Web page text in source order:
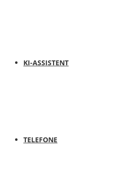
KI-ASSISTENT
TELEFONE